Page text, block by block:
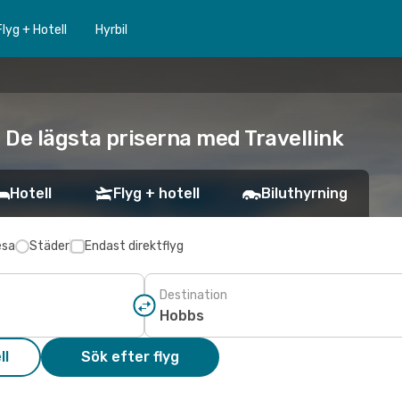
+ Hotell Hyrbil
lägsta priserna med Travellink
Hotell Flyg + hotell Biluthyrning
Städer Endast direktflyg
Destination
Sök efter flyg